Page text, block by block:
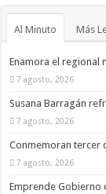
Al Minuto Más
Enamora el regional
7 agosto, 2026
Susana Barragán
7 agosto, 2026
Conmemoran tercer
7 agosto, 2026
Emprende Gobierno